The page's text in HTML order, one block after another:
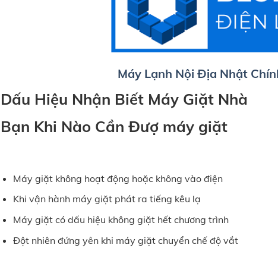
Máy Lạnh Nội Địa Nhật
Dấu Hiệu Nhận Biết Máy Giặt Nhà
Bạn Khi Nào Cần Đượ máy giặt
Máy giặt không hoạt động hoặc không vào điện
Khi vận hành máy giặt phát ra tiếng kêu lạ
Máy giặt có dấu hiệu không giặt hết chương trình
Đột nhiên đứng yên khi máy giặt chuyển chế độ vắt